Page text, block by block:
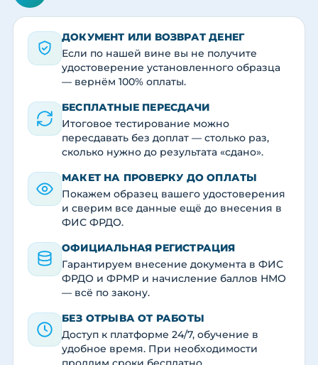
ДОКУМЕНТ ИЛИ ВОЗВРАТ ДЕНЕГ
Если по нашей вине вы не получите
удостоверение установленного образца
— вернём 100% оплаты.
БЕСПЛАТНЫЕ ПЕРЕСДАЧИ
Итоговое тестирование можно
пересдавать без доплат — столько раз,
сколько нужно до результата «сдано».
МАКЕТ НА ПРОВЕРКУ ДО ОПЛАТЫ
Покажем образец вашего удостоверения
и сверим все данные ещё до внесения в
ФИС ФРДО.
ОФИЦИАЛЬНАЯ РЕГИСТРАЦИЯ
Гарантируем внесение документа в ФИС
ФРДО и ФРМР и начисление баллов НМО
— всё по закону.
БЕЗ ОТРЫВА ОТ РАБОТЫ
Доступ к платформе 24/7, обучение в
удобное время. При необходимости